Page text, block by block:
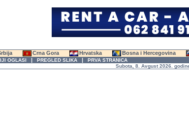
Crna Gora Hrvatska Bosna i Hercegovina
OGLASI | PREGLED SLIKA | PRVA STRANICA
Subota, 8. Avgust 2026. godine